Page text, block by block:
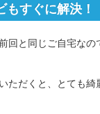
もすぐに解決！
回と同じご自宅な
ただくと、とても